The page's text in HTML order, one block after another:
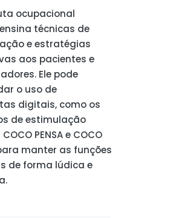
ocupacional
técnicas de
e estratégias
aos pacientes e
Ele pode
o uso de
digitais, como os
de estimulação
PENSA e COCO
para manter as funções
de forma lúdica e